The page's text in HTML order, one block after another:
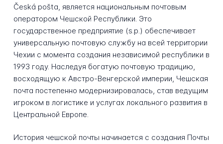
Česká pošta, является национальным почтовым
оператором Чешской Республики. Это
государственное предприятие (s.p.) обеспечивает
универсальную почтовую службу на всей территории
Чехии с момента создания независимой республики в
1993 году. Наследуя богатую почтовую традицию,
восходящую к Австро-Венгерской империи, Чешская
почта постепенно модернизировалась, став ведущим
игроком в логистике и услугах локального развития в
Центральной Европе.
История чешской почты начинается с создания Почты